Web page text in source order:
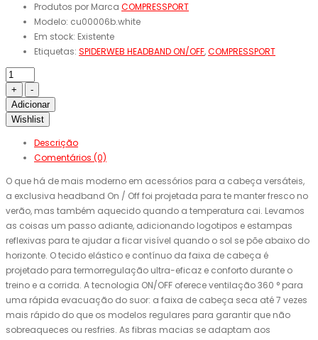
Produtos por Marca COMPRESSPORT
Modelo: cu00006b.white
Em stock: Existente
Etiquetas: SPIDERWEB HEADBAND ON/OFF,COMPRESSPORT
Adicionar
Wishlist
Descrição
Comentários (0)
O que há de mais moderno em acessórios para a cabeça versáteis,
a exclusiva headband On / Off foi projetada para te manter fresco no
verão, mas também aquecido quando a temperatura cai. Levamos
as coisas um passo adiante, adicionando logotipos e estampas
reflexivas para te ajudar a ficar visível quando o sol se põe abaixo do
horizonte. O tecido elástico e contínuo da faixa de cabeça é
projetado para termorregulação ultra-eficaz e conforto durante o
treino e a corrida. A tecnologia ON/OFF oferece ventilação 360 ° para
uma rápida evacuação do suor: a faixa de cabeça seca até 7 vezes
mais rápido do que os modelos regulares para garantir que não
sobreaqueces ou resfries. As fibras macias se adaptam aos